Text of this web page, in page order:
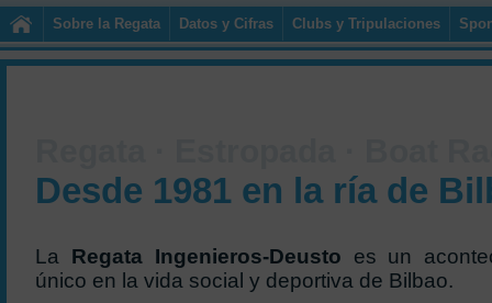
Sobre la Regata Datos y Cifras Clubs y Tripulaciones
Desde 1981 en la ría de
La Regata Ingenieros-Deusto es un
único en la vida social y deportiva de Bilbao.